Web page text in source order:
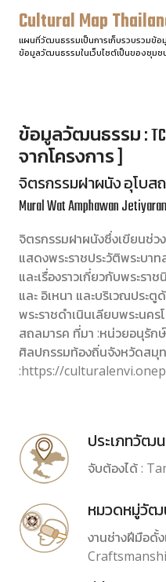
Cultural Map
แผนที่วัฒนธรรมเป็นการเก็บรวบรวมข้อ
ข้อมูลวัฒนธรรมในเว็บไซต์เป็นของชุม
ข้อมูลวัฒนธรรม :
จากโครงการ ]
จิตรกรรมฝาผนัง อุโบส
Mural Wat Amphawan
จิตรกรรมฝาผนังซึ่งเขียนช่ว
แสดงพระราชประวัติพระบา
และเรื่องราวเกี่ยวกับพระรา
และ อิเหนา และบริเวณประ
พระราชดำเนินเลียบพระนค
สถลมารค ที่มา :หน่วยอนุรัก
ศิลปกรรมท้องถิ่นจังหวัดสมุ
:https://
ประเภทวัฒ
จับต้องได้ :
หมวดหมู่วัฒ
งานช่างฝีมือดั้